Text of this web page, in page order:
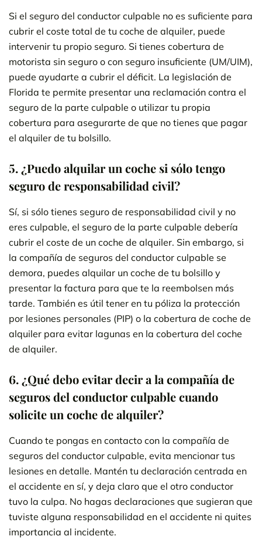
Si el seguro del conductor culpable no es suficiente para
cubrir el coste total de tu coche de alquiler, puede
intervenir tu propio seguro. Si tienes cobertura de
motorista sin seguro o con seguro insuficiente (UM/UIM),
puede ayudarte a cubrir el déficit. La legislación de
Florida te permite presentar una reclamación contra el
seguro de la parte culpable o utilizar tu propia
cobertura para asegurarte de que no tienes que pagar
el alquiler de tu bolsillo.
5. ¿Puedo alquilar un coche si sólo tengo
seguro de responsabilidad civil?
Sí, si sólo tienes seguro de responsabilidad civil y no
eres culpable, el seguro de la parte culpable debería
cubrir el coste de un coche de alquiler. Sin embargo, si
la compañía de seguros del conductor culpable se
demora, puedes alquilar un coche de tu bolsillo y
presentar la factura para que te la reembolsen más
tarde. También es útil tener en tu póliza la protección
por lesiones personales (PIP) o la cobertura de coche de
alquiler para evitar lagunas en la cobertura del coche
de alquiler.
6. ¿Qué debo evitar decir a la compañía de
seguros del conductor culpable cuando
solicite un coche de alquiler?
Cuando te pongas en contacto con la compañía de
seguros del conductor culpable, evita mencionar tus
lesiones en detalle. Mantén tu declaración centrada en
el accidente en sí, y deja claro que el otro conductor
tuvo la culpa. No hagas declaraciones que sugieran que
tuviste alguna responsabilidad en el accidente ni quites
importancia al incidente.